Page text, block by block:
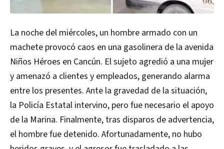
La noche del miércoles, un hombre armado con un
machete provocó caos en una gasolinera de la avenida
Niños Héroes en Cancún. El sujeto agredió a una mujer
y amenazó a clientes y empleados, generando alarma
entre los presentes. Ante la gravedad de la situación,
la Policía Estatal intervino, pero fue necesario el apoyo
de la Marina. Finalmente, tras disparos de advertencia,
el hombre fue detenido. Afortunadamente, no hubo